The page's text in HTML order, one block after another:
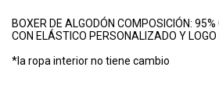
BOXER DE ALGODÓN COMPOSICIÓN:
CON ELÁSTICO PERSONALIZADO Y
*la ropa interior no tiene cambio